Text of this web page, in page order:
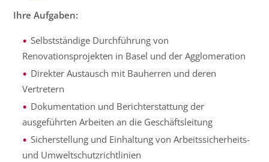
Ihre Aufgaben:
Selbstständige Durchführung von
Renovationsprojekten in Basel und der Agglomeration
Direkter Austausch mit Bauherren und deren
Vertretern
Dokumentation und Berichterstattung der
ausgeführten Arbeiten an die Geschäftsleitung
Sicherstellung und Einhaltung von Arbeitssicherheits-
und Umweltschutzrichtlinien